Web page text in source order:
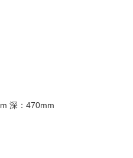
深：470mm